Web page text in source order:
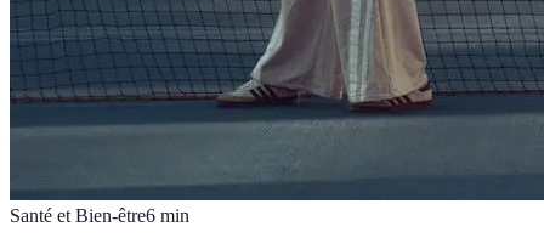
Santé et Bien-être6 min